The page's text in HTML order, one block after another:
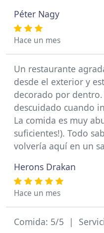
Péter Nagy
Hace un mes
Un restaurante
desde el exterior y
decorado por
descuidado cuando
La comida es muy
suficientes!). Todo
volvería aquí en un
Herons Drakan
Hace un mes
Comida: 5/5 |